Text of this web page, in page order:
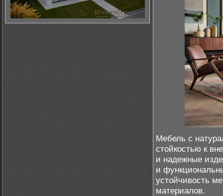
Мебель с
стойкостью к
и надежные
и
устойчивость
материалов.